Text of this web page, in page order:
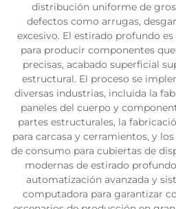
distribución uniforme de
defectos como arrugas,
excesivo. El estirado profundo
para producir componentes
precisas, acabado superficial
estructural. El proceso se
diversas industrias, incluida la
paneles del cuerpo y
partes estructurales, la
para carcasa y cerramientos, y
de consumo para cubiertas de
modernas de estirado
automatización avanzada y
computadora para garantizar